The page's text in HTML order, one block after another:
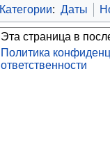
Категории: Даты
Эта страница в
Политика
ответственности